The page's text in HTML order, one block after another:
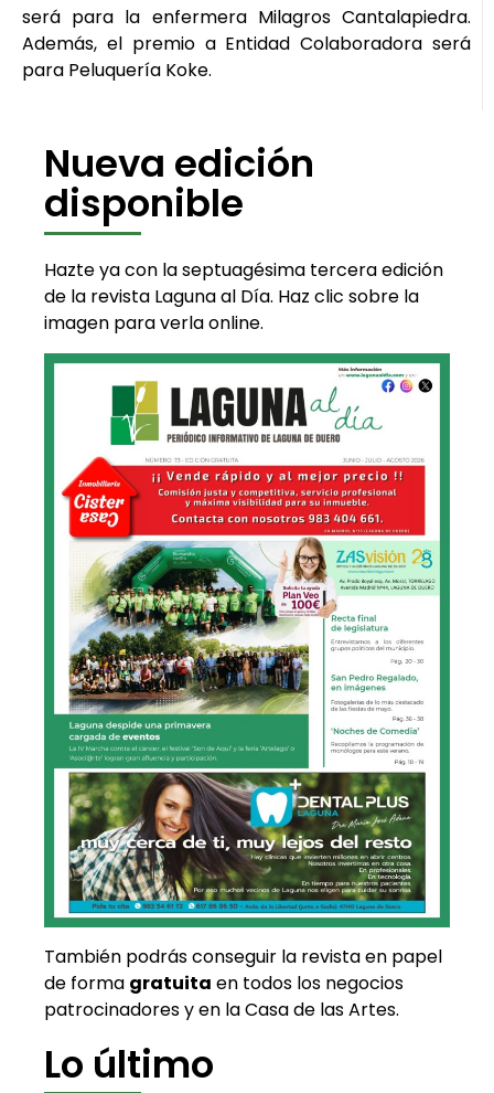
será para la enfermera Milagros Cantalapiedra.
Además, el premio a Entidad Colaboradora será
para Peluquería Koke.
Nueva edición
disponible
Hazte ya con la septuagésima tercera edición
de la revista Laguna al Día. Haz clic sobre la
imagen para verla online.
También podrás conseguir la revista en papel
de forma gratuita en todos los negocios
patrocinadores y en la Casa de las Artes.
Lo último